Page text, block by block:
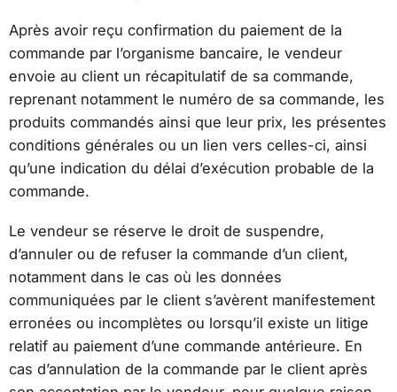
Après avoir reçu confirmation du paiement de la
commande par l’organisme bancaire, le vendeur
envoie au client un récapitulatif de sa commande,
reprenant notamment le numéro de sa commande, les
produits commandés ainsi que leur prix, les présentes
conditions générales ou un lien vers celles-ci, ainsi
qu’une indication du délai d’exécution probable de la
commande.
Le vendeur se réserve le droit de suspendre,
d’annuler ou de refuser la commande d’un client,
notamment dans le cas où les données
communiquées par le client s’avèrent manifestement
erronées ou incomplètes ou lorsqu’il existe un litige
relatif au paiement d’une commande antérieure. En
cas d’annulation de la commande par le client après